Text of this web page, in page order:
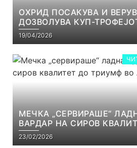
ОХРИД ПОСАКУВА И
ДОЗВОЛУВА КУП-
ОД СКОПЈЕ
19/04/2026
МЕЧКА „СЕРВИРАШЕ“
ВАРДАР НА СИРОВ
ВО АВТОКОМАНДА
23/02/2026